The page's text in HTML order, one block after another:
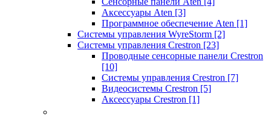
Аксессуары Aten [3]
Программное обеспечение Aten [1]
Системы управления WyreStorm [2]
Системы управления Crestron [23]
Проводные сенсорные панели Crestron
[10]
Системы управления Crestron [7]
Видеосистемы Crestron [5]
Аксессуары Crestron [1]